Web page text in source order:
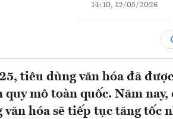
14:10, 12/05/2026
tiêu dùng văn hóa đã
mô toàn quốc. Năm nay,
văn hóa sẽ tiếp tục tăng tốc